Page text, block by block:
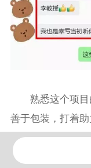
熟悉这个项目的
善于包装，打着
充正规扶持项目
局，其中不乏很